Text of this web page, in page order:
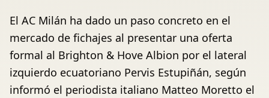
El AC Milán ha dado un paso concreto en el
mercado de fichajes al presentar una oferta
formal al Brighton & Hove Albion por el lateral
izquierdo ecuatoriano Pervis Estupiñán, según
informó el periodista italiano Matteo Moretto el